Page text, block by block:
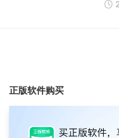
正版软件购买